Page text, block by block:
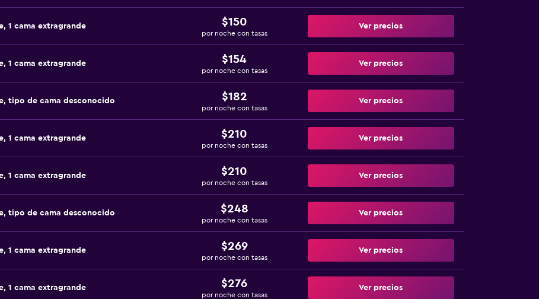
1 cama extragrande $150
por noche con tasas
Ver precios
1 cama extragrande $154
por noche con tasas
Ver precios
tipo de cama desconocido $182
por noche con tasas
Ver precios
1 cama extragrande $210
por noche con tasas
Ver precios
1 cama extragrande $210
por noche con tasas
Ver precios
tipo de cama desconocido $248
por noche con tasas
Ver precios
1 cama extragrande $269
por noche con tasas
Ver precios
1 cama extragrande $276
por noche con tasas
Ver precios